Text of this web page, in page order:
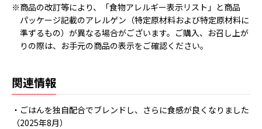
※商品の改訂等により、「食物アレルギー表示リスト」と商品
パッケージ記載のアレルゲン（特定原材料および特定原材料に
準ずるもの）が異なる場合がございます。ご購入、お召し上が
りの際は、お手元の商品の表示をご確認ください。
関連情報
・ごはんを独自配合でブレンドし、さらに食感が良くなりました
（2025年8月）